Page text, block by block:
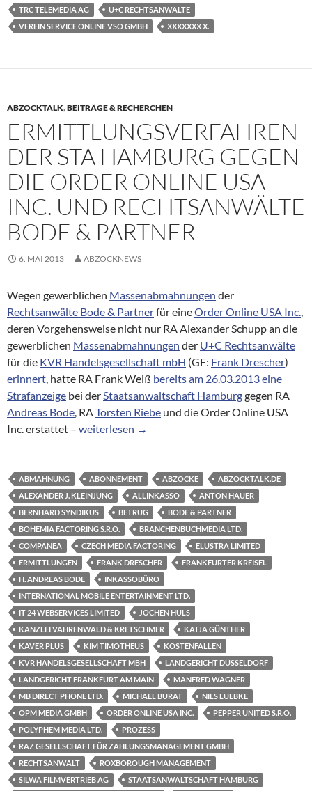
TRC TELEMEDIA AG
U+C RECHTSANWÄLTE
VEREIN SERVICE ONLINE VSO GMBH
XXXXXXX X.
ABZOCKTALK,BEITRÄGE & RECHERCHEN
ERMITTLUNGSVERFAHREN
DER STA HAMBURG GEGEN
DIE ORDER ONLINE USA
INC. UND RECHTSANWÄLTE
BODE & PARTNER
6. MAI 2013 ABZOCKNEWS
Wegen gewerblichen Massenabmahnungen der
Rechtsanwälte Bode & Partnerfür eineOrder Online USA Inc.,
deren Vorgehensweise nicht nur RA Alexander Schupp an die
gewerblichen Massenabmahnungen der U+C Rechtsanwälte
für die KVR Handelsgesellschaft mbH (GF: Frank Drescher)
erinnert, hatte RA Frank Weiß bereits am 26.03.2013 eine
Strafanzeige bei derStaatsanwaltschaft Hamburggegen RA
Andreas Bode, RATorsten Riebe und die Order Online USA
Inc. erstattet – Ermittlungsverfahren der StA Hamburg gegen
weiterlesen →
ABMAHNUNG ABONNEMENT ABZOCKE
ABZOCKTALK.DE
ALEXANDER J. KLEINJUNG
ALLINKASSO
ANTON HAUER
BERNHARD SYNDIKUS
BETRUG
BODE & PARTNER
BOHEMIA FACTORING S.R.O.
BRANCHENBUCHMEDIA LTD.
COMPANEA
CZECH MEDIA FACTORING
ELUSTRA LIMITED
ERMITTLUNGEN
FRANK DRESCHER
FRANKFURTER KREISEL
H. ANDREAS BODE
INKASSOBÜRO
INTERNATIONAL MOBILE ENTERTAINMENT LTD.
IT 24 WEBSERVICES LIMITED
JOCHEN HÜLS
KANZLEI VAHRENWALD & KRETSCHMER
KATJA GÜNTHER
KAVER PLUS
KIM TIMOTHEUS
KOSTENFALLEN
KVR HANDELSGESELLSCHAFT MBH
LANDGERICHT DÜSSELDORF
LANDGERICHT FRANKFURT AM MAIN
MANFRED WAGNER
MB DIRECT PHONE LTD.
MICHAEL BURAT
NILS LUEBKE
OPM MEDIA GMBH
ORDER ONLINE USA INC.
PEPPER UNITED S.R.O.
POLYPHEM MEDIA LTD.
PROZESS
RAZ GESELLSCHAFT FÜR ZAHLUNGSMANAGEMENT GMBH
RECHTSANWALT
ROXBOROUGH MANAGEMENT
SILWA FILMVERTRIEB AG
STAATSANWALTSCHAFT HAMBURG